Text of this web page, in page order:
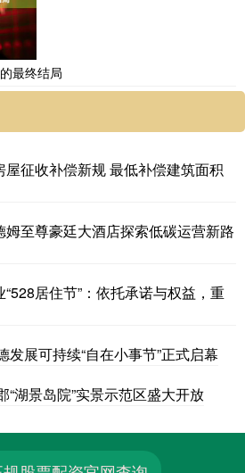
最终结局
屋征收补偿新规 最低补偿建筑面积
姆至尊豪廷大酒店探索低碳运营新路
居住节”：依托承诺与权益，重
发展可持续“自在小事节”正式启幕
“湖景岛院”实景示范区盛大开放